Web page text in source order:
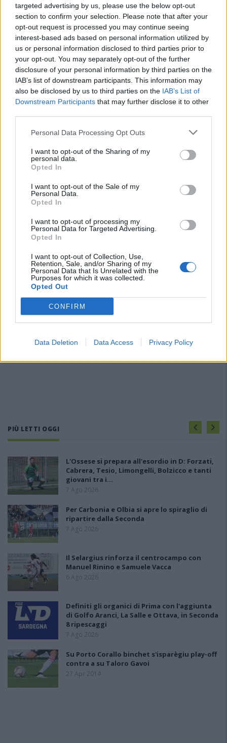
targeted advertising by us, please use the below opt-out
section to confirm your selection. Please note that after your
opt-out request is processed you may continue seeing
interest-based ads based on personal information utilized by
us or personal information disclosed to third parties prior to
your opt-out. You may separately opt-out of the further
disclosure of your personal information by third parties on the
IAB’s list of downstream participants. This information may
also be disclosed by us to third parties on the IAB’s List of
Downstream Participants that may further disclose it to other
Personal Data Processing Opt Outs
I want to opt-out of the Sharing of my
personal data.
Opted In
I want to opt-out of the Sale of my
Personal Data.
Opted In
I want to opt-out of processing my
Personal Data for Targeted Advertising.
Opted In
I want to opt-out of Collection, Use,
Retention, Sale, and/or Sharing of my
Personal Data that Is Unrelated with the
Purposes for which it was collected.
Opted Out
CONFIRM
Data Deletion Data Access Privacy Policy
L'Iglesias si rinforza con Papa Seck e
Diawara, al Bonorva il difensore Balbo
1 Ago 2026
PIÙ LETTI OGGI
L'Ossese si prepara all'esordio in D: Forzati,
Cabrera, Tesio, Limongelli, Bolzicco e tanti
giovani tra i…
7 Ago 2026
Per Carbonia e Olbia si apre lo spiraglio di
ripartire dalla Seconda
7 Ago 2026
Il Selargius rinforza il centrocampo con
Manuel Rinino e Samuele Vacca
6 Ago 2026
Definiti gli organici di Prima con l'aggiunta
di Golfo Aranci, La Salle e Ottava, in Seconda
8 ripescaggi
7 Ago 2026
Su Porto Corallo binchet s'isparègiu play-off
contra a su Taloro Gavoi
27 Apr 2014